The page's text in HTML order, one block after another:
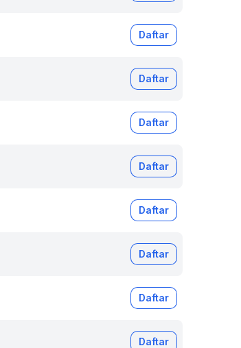
Daftar
Daftar
Daftar
Daftar
Daftar
Daftar
Daftar
Daftar